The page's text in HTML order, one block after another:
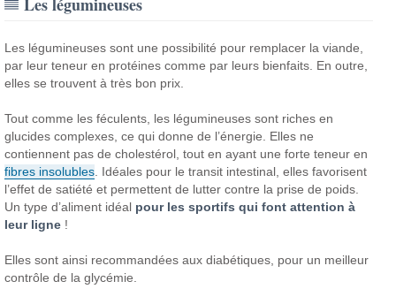
Les légumineuses sont une possibilité pour remplacer la viande,
par leur teneur en protéines comme par leurs bienfaits. En outre,
elles se trouvent à très bon prix.
Tout comme les féculents, les légumineuses sont riches en
glucides complexes, ce qui donne de l’énergie. Elles ne
contiennent pas de cholestérol, tout en ayant une forte teneur en
fibres insolubles . Idéales pour le transit intestinal, elles favorisent
l’effet de satiété et permettent de lutter contre la prise de poids.
Un type d’aliment idéal pour les sportifs qui font attention à
leur ligne !
Elles sont ainsi recommandées aux diabétiques, pour un meilleur
contrôle de la glycémie.